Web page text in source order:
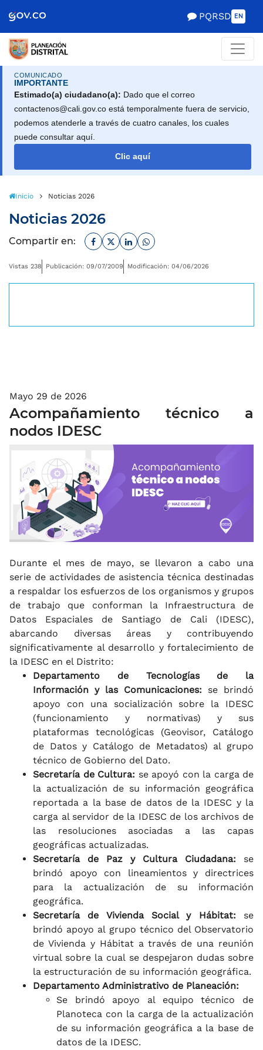
de Gobierno
PQRSD EN
COMUNICADO
IMPORTANTE
Estimado(a) ciudadano(a): Dado que el correo
contactenos@cali.gov.co está temporalmente fuera de servicio,
podemos atenderle a través de cuatro canales, los cuales
puede consultar aquí.
Clic aquí
Inicio Noticias 2026
Noticias 2026
Compartir en: Facebook
TwitterLinkedinWhatsapp
Vistas 238 Publicación: 09/07/2009 Modificación: 04/06/2026
Mayo 29 de 2026
Acompañamiento técnico a
nodos IDESC
Durante el mes de mayo, se llevaron a cabo una
serie de actividades de asistencia técnica destinadas
a respaldar los esfuerzos de los organismos y grupos
de trabajo que conforman la Infraestructura de
Datos Espaciales de Santiago de Cali (IDESC),
abarcando diversas áreas y contribuyendo
significativamente al desarrollo y fortalecimiento de
la IDESC en el Distrito:
Departamento de Tecnologías de la
Información y las Comunicaciones: se brindó
apoyo con una socialización sobre la IDESC
(funcionamiento y normativas) y sus
plataformas tecnológicas (Geovisor, Catálogo
de Datos y Catálogo de Metadatos) al grupo
técnico de Gobierno del Dato.
Secretaría de Cultura: se apoyó con la carga de
la actualización de su información geográfica
reportada a la base de datos de la IDESC y la
carga al servidor de la IDESC de los archivos de
las resoluciones asociadas a las capas
geográficas actualizadas.
Secretaría de Paz y Cultura Ciudadana: se
brindó apoyo con lineamientos y directrices
para la actualización de su información
geográfica.
Secretaría de Vivienda Social y Hábitat: se
brindó apoyo al grupo técnico del Observatorio
de Vivienda y Hábitat a través de una reunión
virtual sobre la cual se despejaron dudas sobre
la estructuración de su información geográfica.
Departamento Administrativo de Planeación:
Se brindó apoyo al equipo técnico de
Planoteca con la carga de la actualización
de su información geográfica a la base de
datos de la IDESC.